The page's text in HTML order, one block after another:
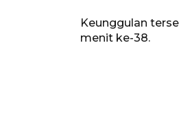
Keunggulan
menit ke-38.